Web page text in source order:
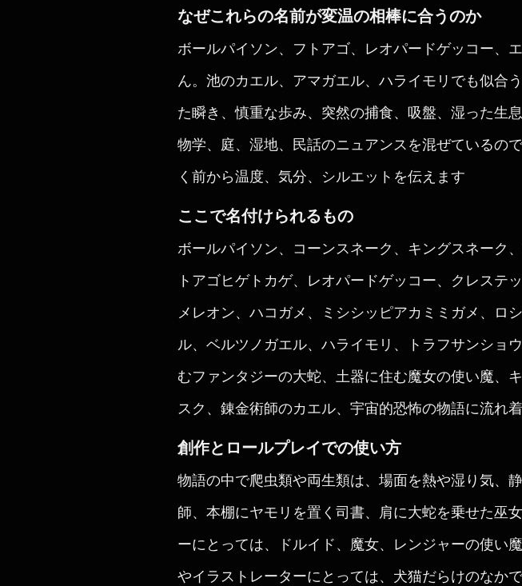
なぜこれらの名前が変温の相棒に合うのか
ボールパイソン、フトアゴ、レオパードゲッコー、
ん。池のカエル、アマガエル、ハライモリでも似合
た瞬き、慎重な歩み、突然の捕食、吸盤、湿った生
物学、庭、湿地、民話のニュアンスを混ぜているの
く前から温度、気分、シルエットを伝えます
ここで名付けられるもの
ボールパイソン、コーンスネーク、キングスネーク
トアゴヒゲトカゲ、レオパードゲッコー、クレステ
メレオン、ハコガメ、ミシシッピアカミミガメ、ロ
ル、ベルツノガエル、ハライモリ、トラフサンショ
むファンタジーの大蛇、土器に住む魔女の使い魔、
スク、錬金術師のカエル、宇宙的恐怖の物語に流れ
創作とロールプレイでの使い方
物語の中で爬虫類や両生類は、場面を熱や湿り気、
師、本棚にヤモリを置く司書、肩に大蛇を乗せた巫
ーにとっては、ドルイド、魔女、レンジャーの使い
やイラストレーターにとっては、犬猫だらけのなか